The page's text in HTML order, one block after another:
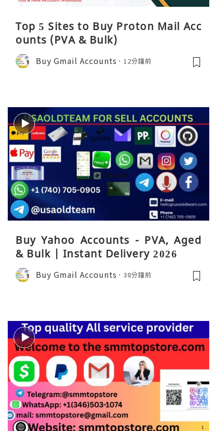
Top 5 Sites to Buy Proton Mail Acc
ounts (PVA & Bulk)
Buy Gmail Accounts 12分鐘前
Buy Yahoo Accounts - PVA, Aged
& Bulk | Instant Delivery 2026
Buy Gmail Accounts 38分鐘前